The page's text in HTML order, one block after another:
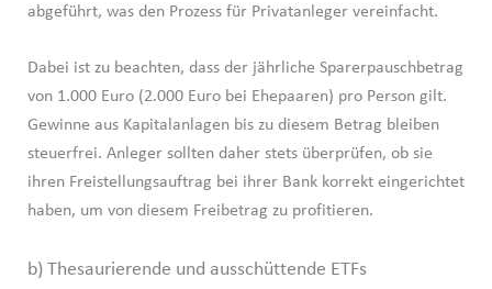
abgeführt, was den Prozess für Privatanleger vereinfacht.
Dabei ist zu beachten, dass der jährliche Sparerpauschbetrag
von 1.000 Euro (2.000 Euro bei Ehepaaren) pro Person gilt.
Gewinne aus Kapitalanlagen bis zu diesem Betrag bleiben
steuerfrei. Anleger sollten daher stets überprüfen, ob sie
ihren Freistellungsauftrag bei ihrer Bank korrekt eingerichtet
haben, um von diesem Freibetrag zu profitieren.
b) Thesaurierende und ausschüttende ETFs